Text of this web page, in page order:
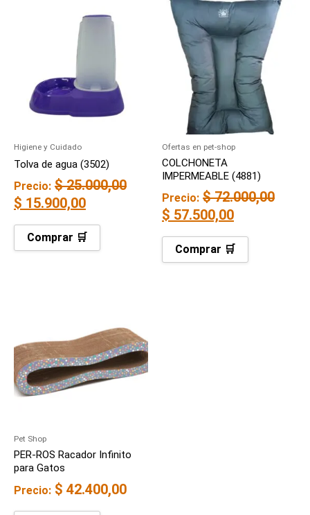
Higiene y Cuidado
Tolva de agua (3502)
Precio: $25.000,00
$ 15.900,00
precio
actual
Comprar 🛒
Ofertas en pet-shop
COLCHONETA
IMPERMEABLE (4881)
Precio: $72.000,00
precio
original
era:
$ 72.000,00.
$ 57.500,00
precio
actual
es:
$ 57.500,00.
Comprar 🛒
Pet Shop
PER-ROS Racador Infinito
para Gatos
Precio: $ 42.400,00